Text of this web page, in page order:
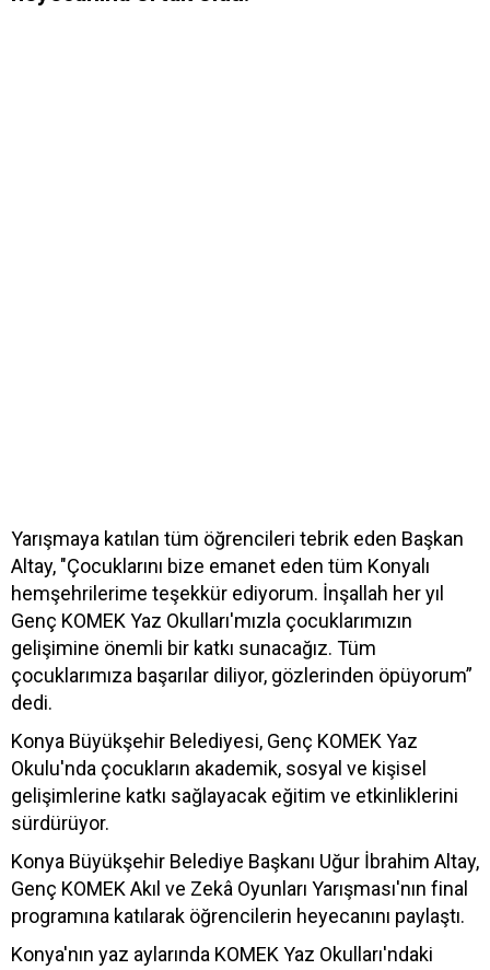
Yarışmaya katılan tüm öğrencileri tebrik eden Başkan
Altay, "Çocuklarını bize emanet eden tüm Konyalı
hemşehrilerime teşekkür ediyorum. İnşallah her yıl
Genç KOMEK Yaz Okulları'mızla çocuklarımızın
gelişimine önemli bir katkı sunacağız. Tüm
çocuklarımıza başarılar diliyor, gözlerinden öpüyorum”
dedi.
Konya Büyükşehir Belediyesi, Genç KOMEK Yaz
Okulu'nda çocukların akademik, sosyal ve kişisel
gelişimlerine katkı sağlayacak eğitim ve etkinliklerini
sürdürüyor.
Konya Büyükşehir Belediye Başkanı Uğur İbrahim Altay,
Genç KOMEK Akıl ve Zekâ Oyunları Yarışması'nın final
programına katılarak öğrencilerin heyecanını paylaştı.
Konya'nın yaz aylarında KOMEK Yaz Okulları'ndaki